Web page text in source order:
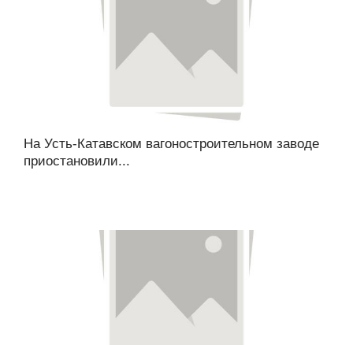
На Усть-Катавском вагоностроительном заводе
приостановили...